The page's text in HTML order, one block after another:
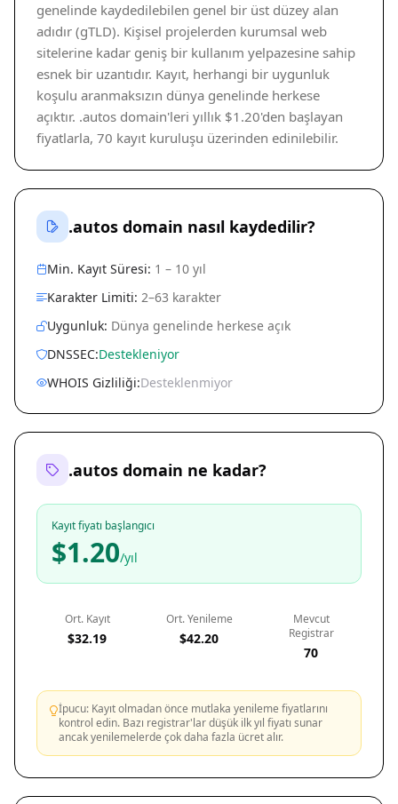
genelinde kaydedilebilen genel bir üst düzey alan
adıdır (gTLD). Kişisel projelerden kurumsal web
sitelerine kadar geniş bir kullanım yelpazesine sahip
esnek bir uzantıdır. Kayıt, herhangi bir uygunluk
koşulu aranmaksızın dünya genelinde herkese
açıktır. .autos domain'leri yıllık $1.20'den başlayan
fiyatlarla, 70 kayıt kuruluşu üzerinden edinilebilir.
.autos domain nasıl kaydedilir?
Min. Kayıt Süresi: 1 – 10 yıl
Karakter Limiti: 2–63 karakter
Uygunluk: Dünya genelinde herkese açık
DNSSEC:Destekleniyor
WHOIS Gizliliği:Desteklenmiyor
.autos domain ne kadar?
Kayıt fiyatı başlangıcı
$1.20/yıl
Ort. Kayıt
$32.19
Ort. Yenileme
$42.20
Mevcut
Registrar
70
İpucu: Kayıt olmadan önce mutlaka yenileme fiyatlarını
kontrol edin. Bazı registrar'lar düşük ilk yıl fiyatı sunar
ancak yenilemelerde çok daha fazla ücret alır.